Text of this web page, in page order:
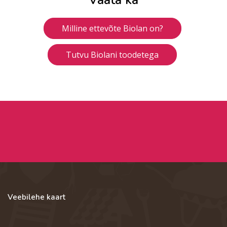
Milline ettevõte Biolan on?
Tutvu Biolani toodetega
Veebilehe kaart